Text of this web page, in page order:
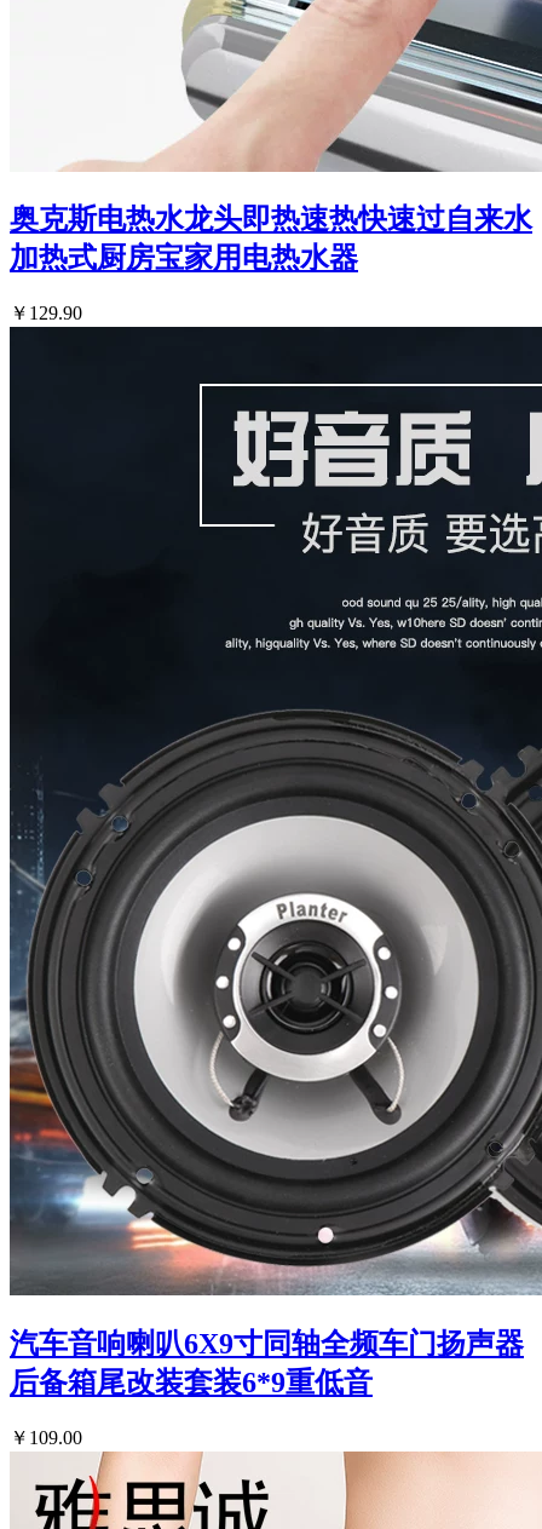
奥克斯电热水龙头即热速热快速过自来水
加热式厨房宝家用电热水器
￥129.90
汽车音响喇叭6X9寸同轴全频车门扬声器
后备箱尾改装套装6*9重低音
￥109.00